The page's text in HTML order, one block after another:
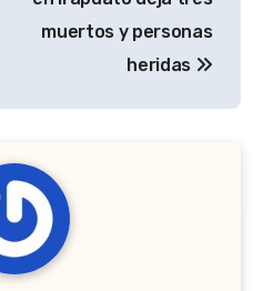
muertos y personas
heridas